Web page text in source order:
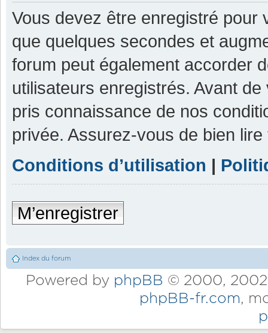
Vous devez être enregistré pour
que quelques secondes et
forum peut également accorder
utilisateurs enregistrés. Avant
pris connaissance de nos
privée. Assurez-vous de bien
Conditions d’utilisation |
M’enregistrer
Index du forum
Powered by phpBB © 2000,
phpBB-fr.com,